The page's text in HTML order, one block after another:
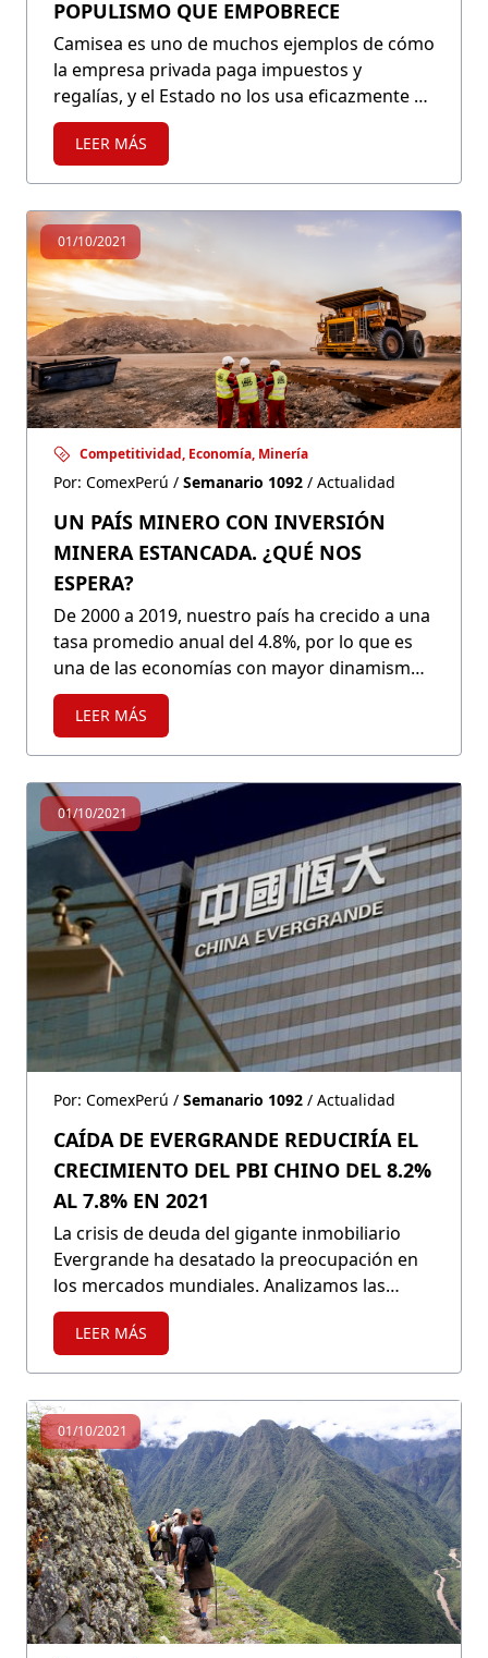
POPULISMO QUE EMPOBRECE
Camisea es uno de muchos ejemplos de cómo
la empresa privada paga impuestos y
regalías, y el Estado no los usa eficazmente en
favor de la población. El Gobierno, en lugar de
aportar soluciones para ejecutar los recursos
populistas, engaña al pueblo y juega con las
esperanzas de los más pobres.
LEER MÁS
01/10/2021
Competitividad, Economía, Minería
Por: ComexPerú / Semanario 1092 / Actualidad
UN PAÍS MINERO CON INVERSIÓN
MINERA ESTANCADA. ¿QUÉ NOS
ESPERA?
De 2000 a 2019, nuestro país ha crecido a una
tasa promedio anual del 4.8%, por lo que es
una de las economías con mayor dinamismo
en la región, con la minería como uno de sus
principales motores. No obstante, según el
minera del próximo año será un 0%, lo que
tendrá repercusiones negativas en nuestra
economía.
LEER MÁS
01/10/2021
Por: ComexPerú / Semanario 1092 / Actualidad
CAÍDA DE EVERGRANDE REDUCIRÍA EL
CRECIMIENTO DEL PBI CHINO DEL 8.2%
AL 7.8% EN 2021
La crisis de deuda del gigante inmobiliario
Evergrande ha desatado la preocupación en
los mercados mundiales. Analizamos las
causas y las posibles consecuencias de un
probable quiebre, y cómo afectaría a la región
LEER MÁS
01/10/2021